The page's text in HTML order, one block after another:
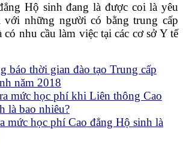
Hộ sinh đang là được coi là yêu
với những người có bằng trung cấp
nhu cầu làm việc tại các cơ sở Y tế
báo thời gian đào tạo Trung cấp
năm 2018
mức học phí khi Liên thông Cao
là bao nhiêu?
mức học phí Cao đẳng Hộ sinh là